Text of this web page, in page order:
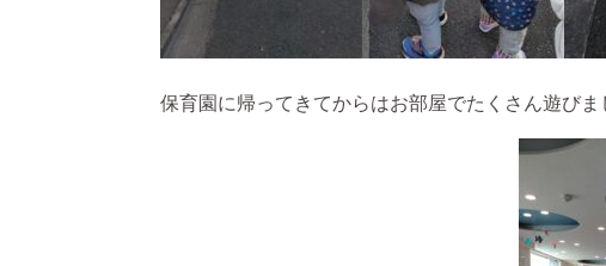
保育園に帰ってきてからはお部屋でたくさん遊び